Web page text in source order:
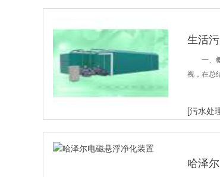
生活
一、
视，在总
[污水处
哈泽